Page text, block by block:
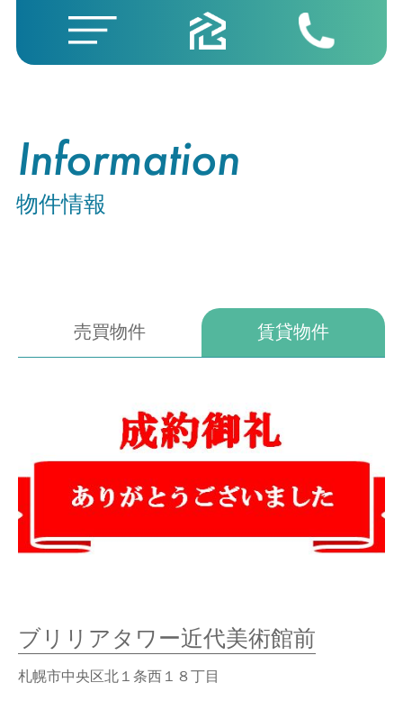
Information
物件情報
売買物件 賃貸物件
ブリリアタワー近代美術館前
札幌市中央区北１条西１８丁目